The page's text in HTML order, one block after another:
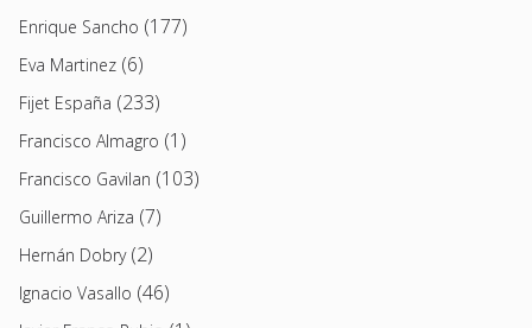
Enrique Sancho (177)
Eva Martinez (6)
Fijet España (233)
Francisco Almagro (1)
Francisco Gavilan (103)
Guillermo Ariza (7)
Hernán Dobry(2)
Ignacio Vasallo (46)